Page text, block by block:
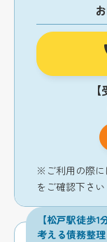
※ご利用の際に
をご確認下さい
【松戸駅徒歩
考える債務整